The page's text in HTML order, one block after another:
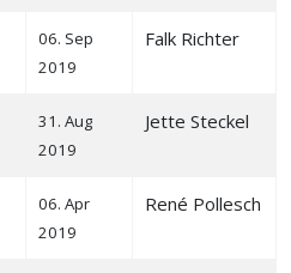
06. Sep
2019
Falk Richter
31. Aug
2019
Jette Steckel
06. Apr
2019
René Pollesch